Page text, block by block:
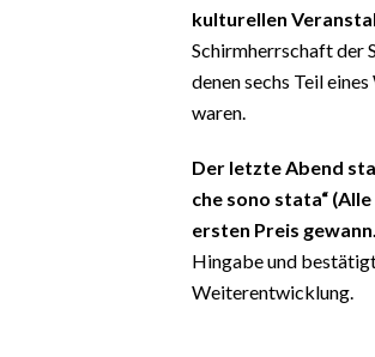
kulturellen
Schirmherrschaft der
denen sechs Teil
waren.
Der letzte Abend
che sono stata“
ersten Preis gewann.
Hingabe und
Weiterentwicklung.